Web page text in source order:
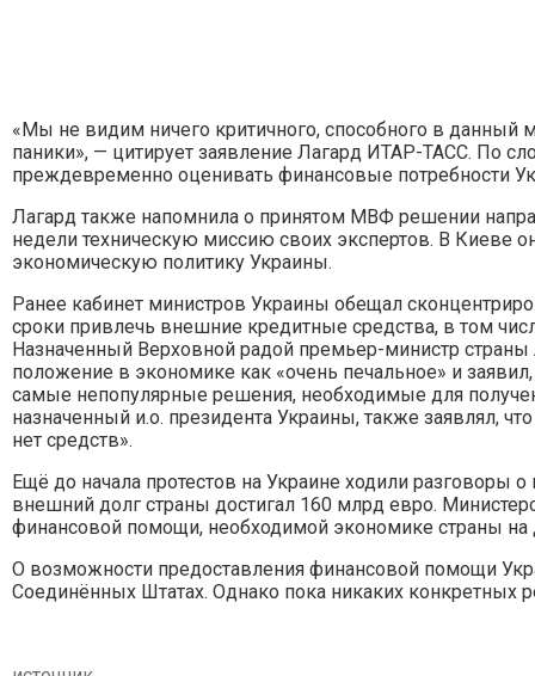
«Мы не видим ничего критичного, способного в данный
паники», — цитирует заявление Лагард ИТАР-ТАСС. По
преждевременно оценивать финансовые потребности
Лагард также напомнила о принятом МВФ решении
недели техническую миссию своих экспертов. В Киеве
экономическую политику Украины.
Ранее кабинет министров Украины обещал
сроки привлечь внешние кредитные средства, в том
Назначенный Верховной радой премьер-министр
положение в экономике как «очень печальное» и
самые непопулярные решения, необходимые для
назначенный и.о. президента Украины, также заявлял,
нет средств».
Ещё до начала протестов на Украине ходили разговоры
внешний долг страны достигал 160 млрд евро.
финансовой помощи, необходимой экономике страны на
О возможности предоставления финансовой помощи
Соединённых Штатах. Однако пока никаких конкретных